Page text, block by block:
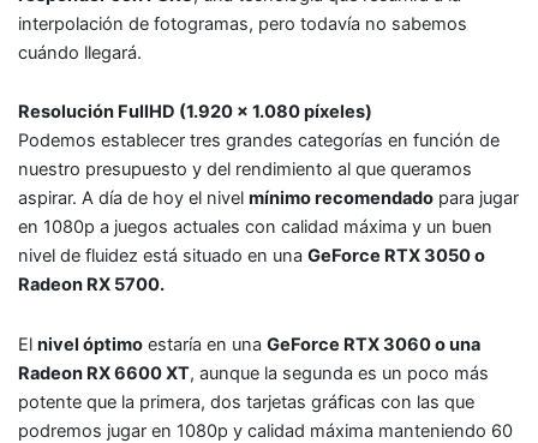
interpolación de fotogramas, pero todavía no sabemos
cuándo llegará.
Resolución FullHD (1.920 x 1.080 píxeles)
Podemos establecer tres grandes categorías en función de
nuestro presupuesto y del rendimiento al que queramos
aspirar. A día de hoy el nivel mínimo recomendado para jugar
en 1080p a juegos actuales con calidad máxima y un buen
nivel de fluidez está situado en una GeForce RTX 3050 o
Radeon RX 5700.
El nivel óptimo estaría en una GeForce RTX 3060 o una
Radeon RX 6600 XT, aunque la segunda es un poco más
potente que la primera, dos tarjetas gráficas con las que
podremos jugar en 1080p y calidad máxima manteniendo 60